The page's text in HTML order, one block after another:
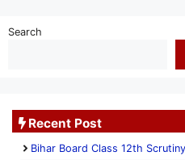
Search
Recent Post
Bihar Board Class 12th